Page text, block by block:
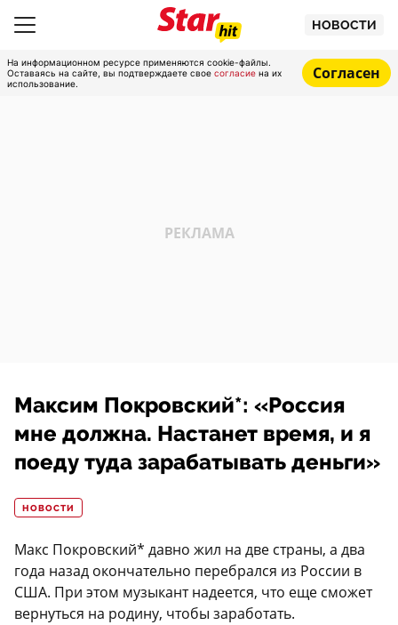
НОВОСТИ
На информационном ресурсе применяются cookie-файлы.
Оставаясь на сайте, вы подтверждаете свое согласие на их
использование.
Согласен
Максим Покровский*: «Россия
мне должна. Настанет время, и я
поеду туда зарабатывать деньги»
НОВОСТИ
Макс Покровский* давно жил на две страны, а два
года назад окончательно перебрался из России в
США. При этом музыкант надеется, что еще сможет
вернуться на родину, чтобы заработать.